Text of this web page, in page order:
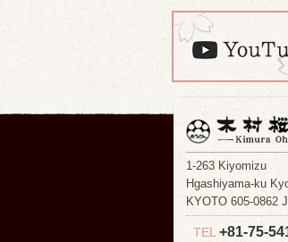
1-263 Kiyomizu
Hgashiyama-ku
KYOTO 605-0862
TEL +81-75-